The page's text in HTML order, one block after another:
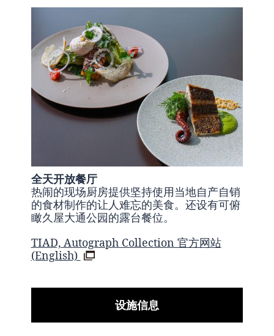
全天开放餐厅
热闹的现场厨房提供坚持使用当地自产自销
的食材制作的让人难忘的美食。还设有可俯
瞰久屋大通公园的露台餐位。
TIAD, Autograph Collection 官方网站
(English)
设施信息